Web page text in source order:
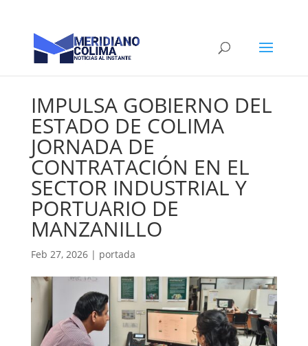
IMPULSA GOBIERNO DEL
ESTADO DE COLIMA
JORNADA DE
CONTRATACIÓN EN EL
SECTOR INDUSTRIAL Y
PORTUARIO DE
MANZANILLO
Feb 27, 2026| portada